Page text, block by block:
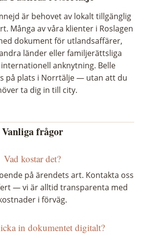
är behovet av lokalt tillgänglig
Många av våra klienter i Roslagen
dokument för utlandsaffärer,
länder eller familjerättsliga
anknytning. Belle
på plats i Norrtälje — utan att du
ta dig in till city.
Vanliga frågor
Vad kostar det?
på ärendets art. Kontakta oss
— vi är alltid transparenta med
i förväg.
in dokumentet digitalt?